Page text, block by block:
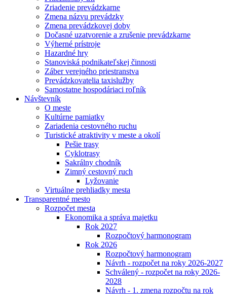
Zriadenie prevádzkarne
Zmena názvu prevádzky
Zmena prevádzkovej doby
Dočasné uzatvorenie a zrušenie prevádzkarne
Výherné prístroje
Hazardné hry
Stanoviská podnikateľskej činnosti
Záber verejného priestranstva
Prevádzkovatelia taxislužby
Samostatne hospodáriaci roľník
Návštevník
O meste
Kultúrne pamiatky
Zariadenia cestovného ruchu
Turistické atraktivity v meste a okolí
Pešie trasy
Cyklotrasy
Sakrálny chodník
Zimný cestovný ruch
Lyžovanie
Virtuálne prehliadky mesta
Transparentné mesto
Rozpočet mesta
Ekonomika a správa majetku
Rok 2027
Rozpočtový harmonogram
Rok 2026
Rozpočtový harmonogram
Návrh - rozpočet na roky 2026-2027
Schválený - rozpočet na roky 2026-
2028
Návrh - 1. zmena rozpočtu na rok